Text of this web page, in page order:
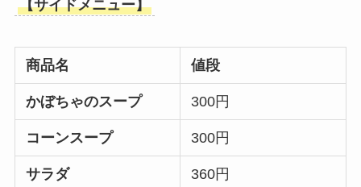
【サイドメニュー】
商品名 値段
かぼちゃのスープ 300円
コーンスープ 300円
サラダ 360円